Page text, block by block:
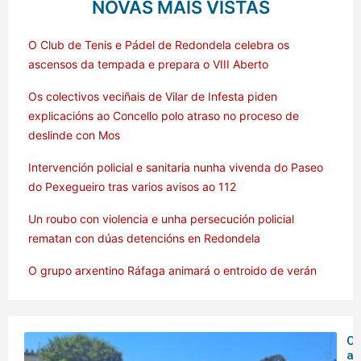
NOVAS MÁIS VISTAS
O Club de Tenis e Pádel de Redondela celebra os
ascensos da tempada e prepara o VIII Aberto
Os colectivos veciñais de Vilar de Infesta piden
explicacións ao Concello polo atraso no proceso de
deslinde con Mos
Intervención policial e sanitaria nunha vivenda do Paseo
do Pexegueiro tras varios avisos ao 112
Un roubo con violencia e unha persecución policial
rematan con dúas detencións en Redondela
O grupo arxentino Ráfaga animará o entroido de verán
O